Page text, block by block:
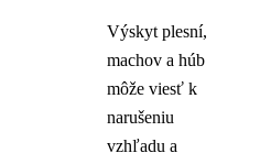
Výskyt plesní,
machov a húb
môže viesť k
narušeniu
vzhľadu a